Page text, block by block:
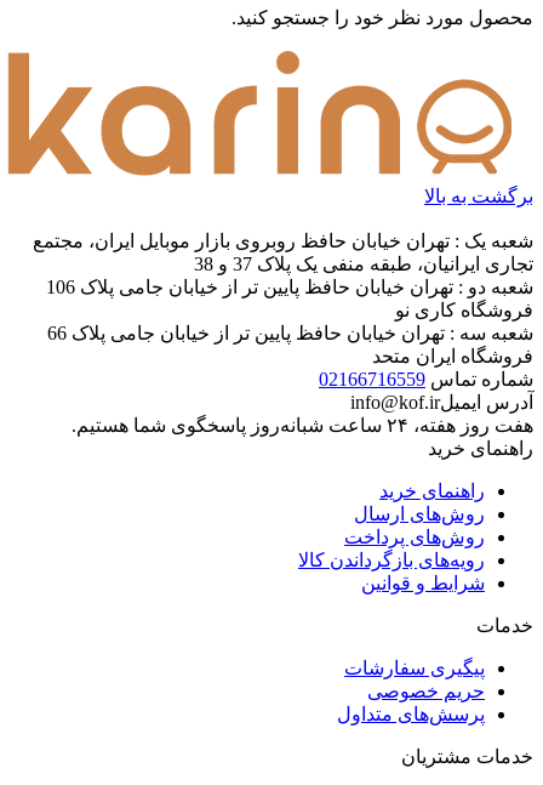
محصول مورد نظر خود را جستجو کنید.
برگشت به بالا
شعبه یک : تهران خیابان حافظ روبروی بازار موبایل ایران، مجتمع
تجاری ایرانیان، طبقه منفی یک پلاک 37 و 38
شعبه دو : تهران خیابان حافظ پایین تر از خیابان جامی پلاک 106
فروشگاه کاری نو
شعبه سه : تهران خیابان حافظ پایین تر از خیابان جامی پلاک 66
فروشگاه ایران متحد
شماره تماس 02166716559
آدرس ایمیلinfo@kof.ir
هفت روز هفته، ۲۴ ساعت شبانه‌روز پاسخگوی شما هستیم.
راهنمای خرید
راهنمای خرید
روش‌های ارسال
روش‌های پرداخت
رویه‌های بازگرداندن کالا
شرایط و قوانین
خدمات
پیگیری سفارشات
حریم خصوصی
پرسش‌های متداول
خدمات مشتریان